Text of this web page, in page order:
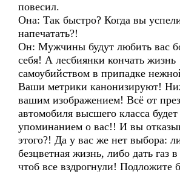
повесил.
Она: Так быстро? Когда вы
напечатать?!
Он: Мужчины будут любить вас
себя! А лесбиянки кончать жизнь
самоубийством в припадке
Ваши метрики канонизируют!
вашим изображением! Всё от
автомобиля высшего класса
упоминанием о вас!! И вы
этого?! Да у вас же нет выбора:
безцветная жизнь, либо дать газ
чтоб все вздрогнули! Подложите